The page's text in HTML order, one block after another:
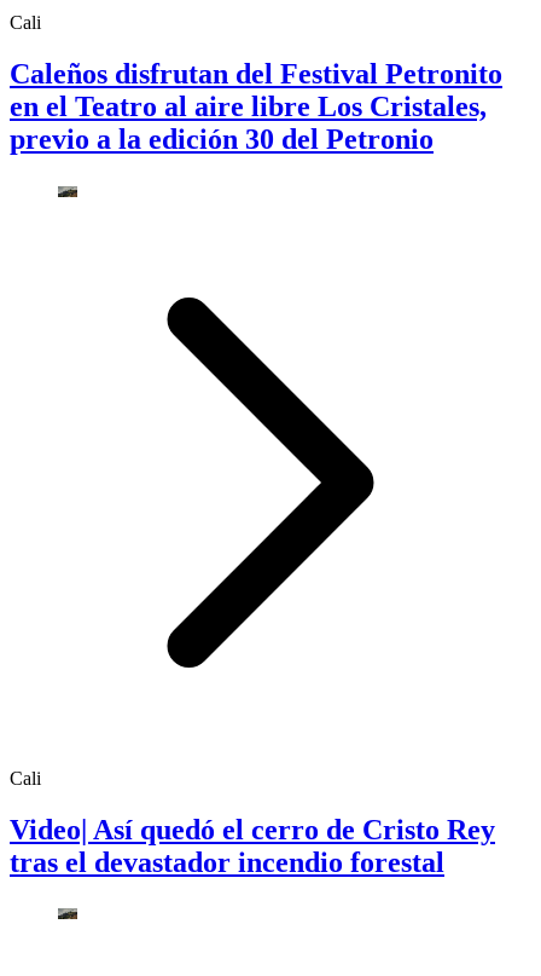
Cali
Caleños disfrutan del Festival Petronito
en el Teatro al aire libre Los Cristales,
previo a la edición 30 del Petronio
Cali
Video| Así quedó el cerro de Cristo Rey
tras el devastador incendio forestal